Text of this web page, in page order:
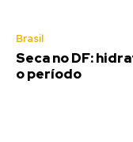
Brasil
Seca no DF:
o período